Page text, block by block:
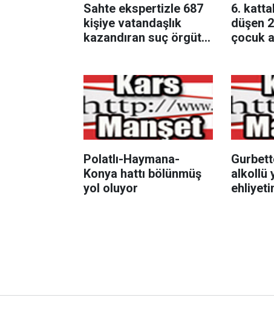
Sahte ekspertizle 687
kişiye vatandaşlık
kazandıran suç örgütü
6.
düşen
çocuk
Polatlı-Haymana-
Konya hattı bölünmüş
yol oluyor
alkollü